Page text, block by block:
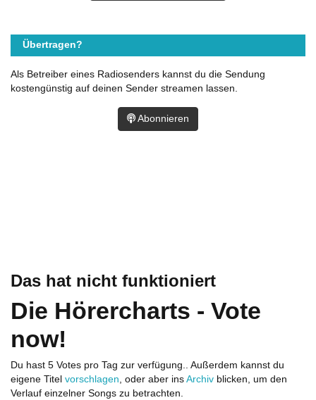
Das hat nicht funktioniert
Die Hörercharts - Vote
now!
Du hast 5 Votes pro Tag zur verfügung.. Außerdem kannst du
eigene Titel vorschlagen, oder aber ins Archiv blicken, um den
Verlauf einzelner Songs zu betrachten.
Übertragen?
Als Betreiber eines Radiosenders kannst du die Sendung
kostengünstig auf deinen Sender streamen lassen.
Abonnieren